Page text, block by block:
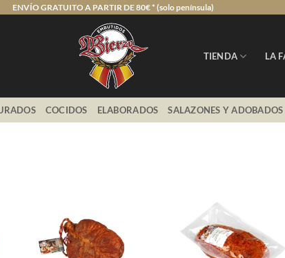
ENVÍO GRATUITO A PARTIR DE 80€ * (solo península)
TIENDA LA
COCIDOS ELABORADOS SALAZONES Y ADOBADOS